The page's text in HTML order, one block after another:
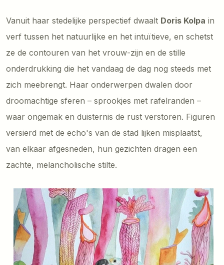
Vanuit haar stedelijke perspectief dwaalt Doris Kolpa in
verf tussen het natuurlijke en het intuïtieve, en schetst
ze de contouren van het vrouw-zijn en de stille
onderdrukking die het vandaag de dag nog steeds met
zich meebrengt. Haar onderwerpen dwalen door
droomachtige sferen – sprookjes met rafelranden –
waar ongemak en duisternis de rust verstoren. Figuren
versierd met de echo's van de stad lijken misplaatst,
van elkaar afgesneden, hun gezichten dragen een
zachte, melancholische stilte.